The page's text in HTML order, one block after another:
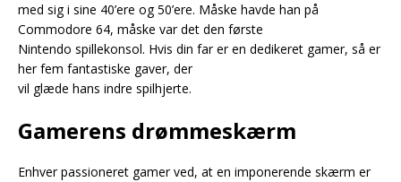
med sig i sine 40’ere og 50’ere. Måske havde han på
Commodore 64, måske var det den første
Nintendo spillekonsol. Hvis din far er en dedikeret gamer, så er
her fem fantastiske gaver, der
vil glæde hans indre spilhjerte.
Gamerens drømmeskærm
Enhver passioneret gamer ved, at en imponerende skærm er